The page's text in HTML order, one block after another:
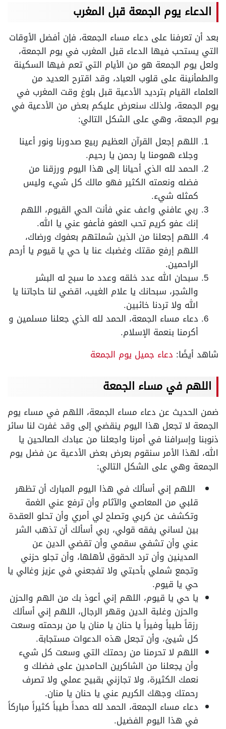
الدعاء يوم الجمعة قبل المغرب
بعد أن تعرفنا على دعاء مساء الجمعة، فإن أفضل الأوقات
التي يستحب فيها الدعاء قبل المغرب في يوم الجمعة،
ولعل يوم الجمعة هو من الأيام التي تعم فيها السكينة
والطمأنينة على قلوب العباد، وقد اقترح العديد من
العلماء القيام بترديد الأدعية قبل بلوغ وقت المغرب في
يوم الجمعة، ولذلك سنعرض عليكم بعض من الأدعية في
يوم الجمعة، وهي على الشكل التالي:
اللهم إجعل القرآن العظيم ربيع صدورنا ونور أعينا
وجلاء همومنا يا رحمن يا رحيم.
الحمد لله الذي أحيانا إلى هذا اليوم ورزقنا من
فضله ونعمته الكثير فهو مالك كل شيء وليس
كمثله شيء.
ربي عافني واعف عني فأنت الحي القيوم، اللهم
إنك عفو كريم تحب العفو فأعفو عني يا الله.
اللهم إجعلنا من الذين شملتهم بعفوك ورضاك،
اللهم إرفع مقتك وغضبك عنا يا حي يا قيوم يا أرحم
الراحمين.
سبحان الله عدد خلقه وعدد ما سبح له البشر
والشجر، سبحانك يا علام الغيب، اقضي لنا حاجاتنا يا
الله ولا تردنا خائبين.
دعاء مساء الجمعة، الحمد لله الذي جعلنا مسلمين و
أكرمنا بنعمة الإسلام.
شاهد أيضًا: دعاء جميل يوم الجمعة
اللهم في مساء الجمعة
ضمن الحديث عن دعاء مساء الجمعة، اللهم في مساء يوم
الجمعة لا تجعل هذا اليوم ينقضي إلى وقد غفرت لنا سائر
ذنوبنا وإسرافنا في أمرنا واجعلنا من عبادك الصالحين يا
الله، لهذا الأمر سنقوم بعرض بعض الأدعية عن فضل يوم
الجمعة وهي على الشكل التالي:
اللهم إني أسألك في هذا اليوم المبارك أن تظهر
قلبي من المعاصي والآثام وأن ترفع عني الغمة
وتكشف عن كربي وتصلح لي أمري وأن تحلو العقدة
بين لساني يفقه قولي، ربي أسألك أن تذهب الشر
عني وأن تشفي سقمي وأن تقضي الدين عن
المدينين وأن ترد الحقوق لأهلها، وأن تجلو حزني
وتجمع شملي بأحبتي ولا تفجعني في عزيز وغالي يا
حي يا قيوم.
يا حي يا قيوم، اللهم إني أعوذ بك من الهم والحزن
والحزن وغلبة الدين وقهر الرجال، اللهم إني أسألك
رزقاً طيباً وفيراً يا حنان يا منان يا من برحمته وسعت
كل شيئ، وأن تجعل هذه الدعوات مستجابة.
اللهم لا تحرمنا من رحمتك التي وسعت كل شيء
وأن يجعلنا من الشاكرين الحامدين على فضلك و
نعمك الكثيرة، ولا تجازني بقبيح عملي ولا تصرف
رحمتك وجهك الكريم عني يا حنان يا منان.
دعاء مساء الجمعة، الحمد لله حمداً طيباً كثيراً مباركاً
في هذا اليوم الفضيل.